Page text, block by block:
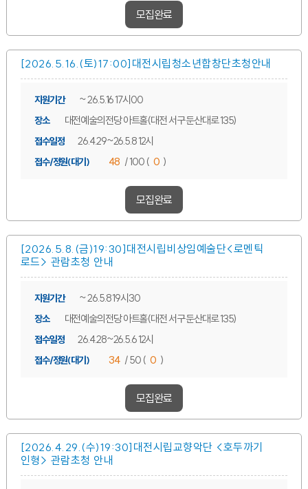
모집완료
[2026.5.16.(토)17:00]대전시립청소년합창단초청안내
지원기간 ~ 26.5.16 17시00
장소 대전예술의전당 아트홀(대전 서구 둔산대로 135)
접수일정 26.4.29~26.5.8 12시
접수/정원(대기) 48 / 100 ( 0 )
모집완료
[2026.5.8.(금)19:30]대전시립비상임예술단<로멘틱
로드> 관람초청 안내
지원기간 ~ 26.5.8 19시30
장소 대전예술의전당 아트홀(대전 서구 둔산대로 135)
접수일정 26.4.28~26.5.6 12시
접수/정원(대기) 34 / 50 ( 0 )
모집완료
[2026.4.29.(수)19:30]대전시립교향악단 <호두까기
인형> 관람초청 안내